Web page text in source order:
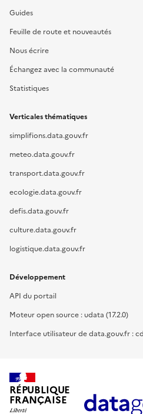
Guides
Feuille de route et nouveautés
Nous écrire
Échangez avec la communauté
Statistiques
Verticales thématiques
simplifions.data.gouv.fr
meteo.data.gouv.fr
transport.data.gouv.fr
ecologie.data.gouv.fr
defis.data.gouv.fr
culture.data.gouv.fr
logistique.data.gouv.fr
Développement
API du portail
Moteur open source : udata (17.2.0)
Interface utilisateur de data.gouv.fr :
RÉPUBLIQUE
FRANÇAISE